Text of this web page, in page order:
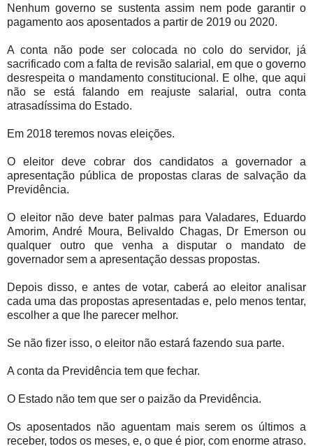
Nenhum governo se sustenta assim nem pode garantir o
pagamento aos aposentados a partir de 2019 ou 2020.
A conta não pode ser colocada no colo do servidor, já
sacrificado com a falta de revisão salarial, em que o governo
desrespeita o mandamento constitucional. E olhe, que aqui
não se está falando em reajuste salarial, outra conta
atrasadíssima do Estado.
Em 2018 teremos novas eleições.
O eleitor deve cobrar dos candidatos a governador a
apresentação pública de propostas claras de salvação da
Previdência.
O eleitor não deve bater palmas para Valadares, Eduardo
Amorim, André Moura, Belivaldo Chagas, Dr Emerson ou
qualquer outro que venha a disputar o mandato de
governador sem a apresentação dessas propostas.
Depois disso, e antes de votar, caberá ao eleitor analisar
cada uma das propostas apresentadas e, pelo menos tentar,
escolher a que lhe parecer melhor.
Se não fizer isso, o eleitor não estará fazendo sua parte.
A conta da Previdência tem que fechar.
O Estado não tem que ser o paizão da Previdência.
Os aposentados não aguentam mais serem os últimos a
receber, todos os meses, e, o que é pior, com enorme atraso.